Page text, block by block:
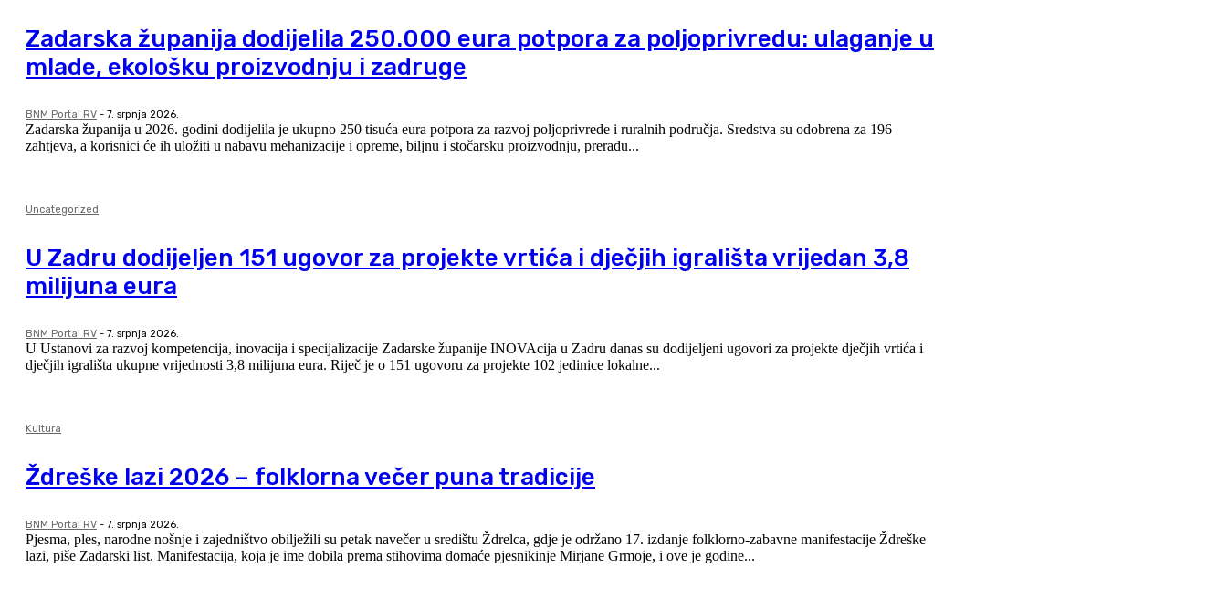
Zadarska županija dodijelila 250.000 eura potpora za poljoprivredu: ulaganje u
mlade, ekološku proizvodnju i zadruge
BNM Portal RV - 7. srpnja 2026.
Zadarska županija u 2026. godini dodijelila je ukupno 250 tisuća eura potpora za razvoj poljoprivrede i ruralnih područja. Sredstva su odobrena za 196
zahtjeva, a korisnici će ih uložiti u nabavu mehanizacije i opreme, biljnu i stočarsku proizvodnju, preradu...
Uncategorized
U Zadru dodijeljen 151 ugovor za projekte vrtića i dječjih igrališta vrijedan 3,8
milijuna eura
BNM Portal RV - 7. srpnja 2026.
U Ustanovi za razvoj kompetencija, inovacija i specijalizacije Zadarske županije INOVAcija u Zadru danas su dodijeljeni ugovori za projekte dječjih vrtića i
dječjih igrališta ukupne vrijednosti 3,8 milijuna eura. Riječ je o 151 ugovoru za projekte 102 jedinice lokalne...
Kultura
Ždreške lazi 2026 – folklorna večer puna tradicije
BNM Portal RV - 7. srpnja 2026.
Pjesma, ples, narodne nošnje i zajedništvo obilježili su petak navečer u središtu Ždrelca, gdje je održano 17. izdanje folklorno-zabavne manifestacije Ždreške
lazi, piše Zadarski list. Manifestacija, koja je ime dobila prema stihovima domaće pjesnikinje Mirjane Grmoje, i ove je godine...